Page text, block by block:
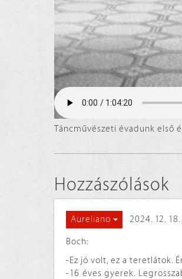
Táncművészeti évadunk első
Hozzászólások
Aureliano 2024. 12.
Boch:
-Ez jó volt, ez a teretlátok.
-16 éves gyerek.